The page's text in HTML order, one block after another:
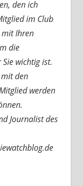
den ich
im Club
mit Ihren
die
wichtig ist.
den
werden
Journalist des